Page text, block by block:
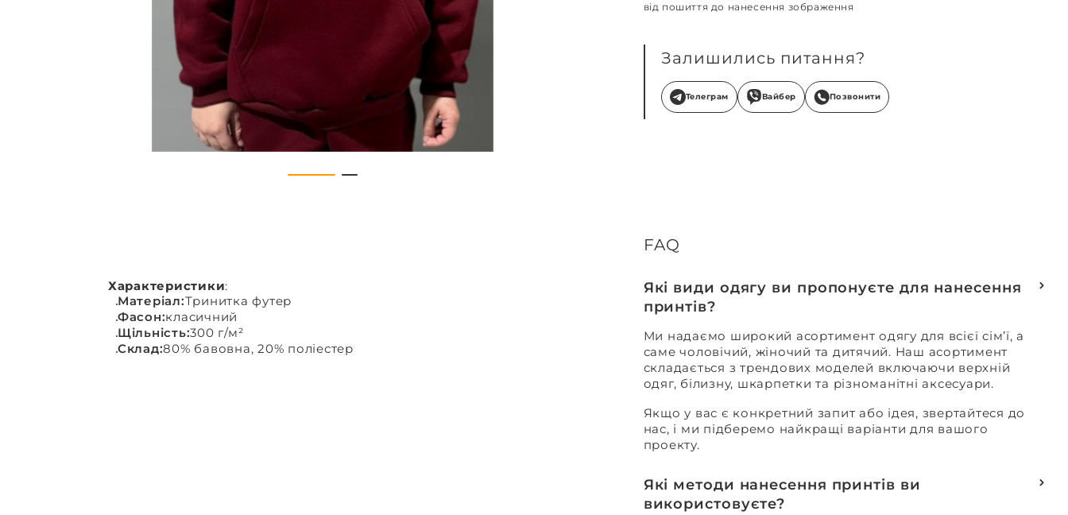
від пошиття до нанесення зображення
Залишились питання?
Телеграм Вайбер Позвонити
Характеристики:
Матеріал:Тринитка футер
Фасон:класичний
Щільність:300 г/м²
Склад:80% бавовна, 20% поліестер
FAQ
Які види одягу ви пропонуєте для нанесення
принтів?
Ми надаємо широкий асортимент одягу для всієї сім’ї, а
саме чоловічий, жіночий та дитячий. Наш асортимент
складається з трендових моделей включаючи верхній
одяг, білизну, шкарпетки та різноманітні аксесуари.
Якщо у вас є конкретний запит або ідея, звертайтеся до
нас, і ми підберемо найкращі варіанти для вашого
проекту.
Які методи нанесення принтів ви
використовуєте?